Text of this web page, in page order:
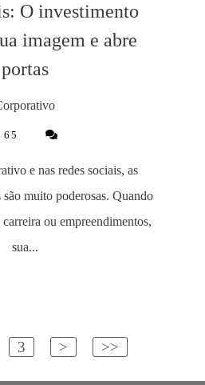
O investimento
imagem e abre
portas
65
e nas redes sociais, as
são muito poderosas. Quando
ou empreendimentos,
sua...
3 > >>